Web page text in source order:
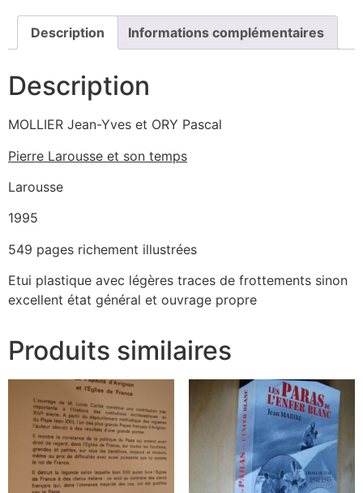
Description Informations complémentaires
Description
‎MOLLIER Jean-Yves et ORY Pascal‎
‎Pierre Larousse et son temps
‎Larousse
1995
549 pages richement illustrées
Etui plastique avec légères traces de frottements sinon
excellent état général et ouvrage propre
Produits similaires